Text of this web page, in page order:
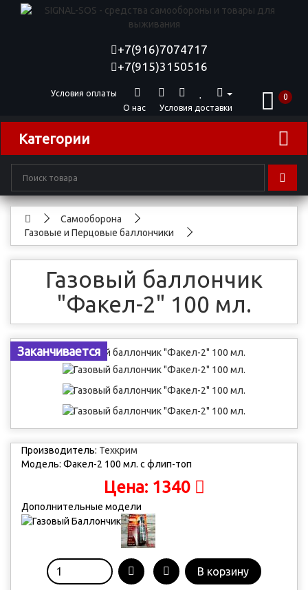
+7(916)7074717
+7(915)3150516
Условия оплаты
Условия доставки
О нас
0
Категории
Самооборона
Газовые и Перцовые баллончики
Газовый баллончик
"Факел-2" 100 мл.
Заканчивается
Производитель: Техкрим
Модель: Факел-2 100 мл. с флип-топ
Цена: 1340
Дополнительные модели
В корзину